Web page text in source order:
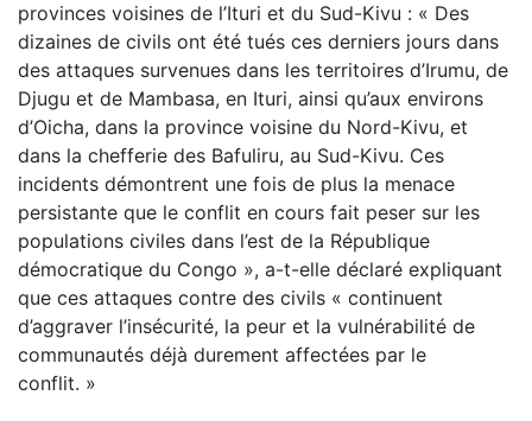
provinces voisines de l’Ituri et du Sud-Kivu : « Des
dizaines de civils ont été tués ces derniers jours dans
des attaques survenues dans les territoires d’Irumu, de
Djugu et de Mambasa, en Ituri, ainsi qu’aux environs
d’Oicha, dans la province voisine du Nord-Kivu, et
dans la chefferie des Bafuliru, au Sud-Kivu. Ces
incidents démontrent une fois de plus la menace
persistante que le conflit en cours fait peser sur les
populations civiles dans l’est de la République
démocratique du Congo », a-t-elle déclaré expliquant
que ces attaques contre des civils « continuent
d’aggraver l’insécurité, la peur et la vulnérabilité de
communautés déjà durement affectées par le
conflit. »